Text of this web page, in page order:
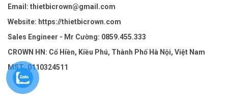
Email: thietbicrown@gmail.com
Website: https://thietbicrown.com
Sales Engineer - Mr Cường: 0859.455.333
CROWN HN: Cổ Hiền, Kiều Phú, Thành Phố Hà Nội, Việt Nam
MST: 0110324511